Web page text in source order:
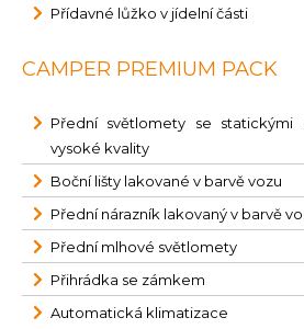
Přídavné lůžko v jídelní části
CAMPER PREMIUM PACK
Přední světlomety se statickými
vysoké kvality
Boční lišty lakované v barvě vozu
Přední nárazník lakovaný v barvě
Přední mlhové světlomety
Přihrádka se zámkem
Automatická klimatizace